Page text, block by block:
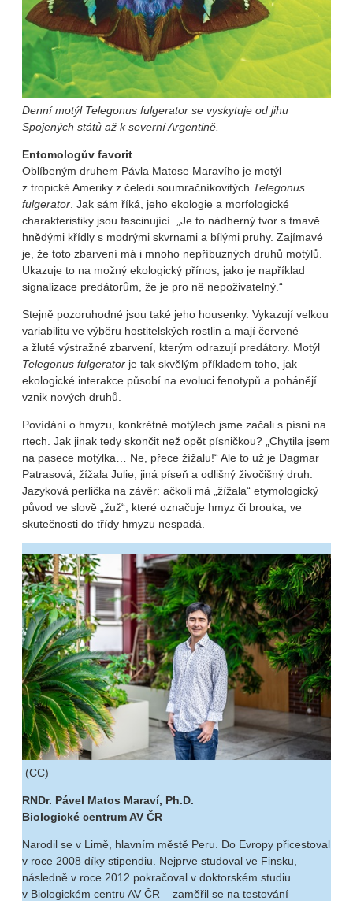
Denní motýl Telegonus fulgerator se vyskytuje od jihu
Spojených států až k severní Argentině.
Entomologův favorit
Oblíbeným druhem Pávla Matose Maravího je motýl
z tropické Ameriky z čeledi soumračníkovitých Telegonus
fulgerator . Jak sám říká, jeho ekologie a morfologické
charakteristiky jsou fascinující. „Je to nádherný tvor s tmavě
hnědými křídly s modrými skvrnami a bílými pruhy. Zajímavé
je, že toto zbarvení má i mnoho nepříbuzných druhů motýlů.
Ukazuje to na možný ekologický přínos, jako je například
signalizace predátorům, že je pro ně nepoživatelný.“
Stejně pozoruhodné jsou také jeho housenky. Vykazují velkou
variabilitu ve výběru hostitelských rostlin a mají červené
a žluté výstražné zbarvení, kterým odrazují predátory. Motýl
Telegonus fulgerator je tak skvělým příkladem toho, jak
ekologické interakce působí na evoluci fenotypů a pohánějí
vznik nových druhů.
Povídání o hmyzu, konkrétně motýlech jsme začali s písní na
rtech. Jak jinak tedy skončit než opět písničkou? „Chytila jsem
na pasece motýlka… Ne, přece žížalu!“ Ale to už je Dagmar
Patrasová, žížala Julie, jiná píseň a odlišný živočišný druh.
Jazyková perlička na závěr: ačkoli má „žížala“ etymologický
původ ve slově „žuž“, které označuje hmyz či brouka, ve
skutečnosti do třídy hmyzu nespadá.
(CC)
RNDr. Pável Matos Maraví, Ph.D.
Biologické centrum AV ČR
Narodil se v Limě, hlavním městě Peru. Do Evropy přicestoval
v roce 2008 díky stipendiu. Nejprve studoval ve Finsku,
následně v roce 2012 pokračoval v doktorském studiu
v Biologickém centru AV ČR – zaměřil se na testování